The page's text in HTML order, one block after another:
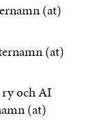
(at)
(at)
ry och AI
(at)